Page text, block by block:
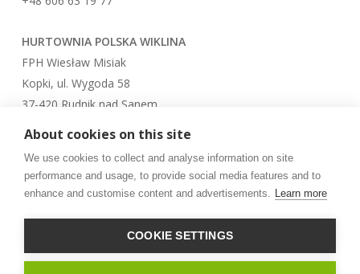
HURTOWNIA POLSKA WIKLINA
FPH Wiesław Misiak
Kopki, ul. Wygoda 58
37-420 Rudnik nad Sanem
© 2026 PolskaWiklina.com.
facebook
About cookies on this site
We use cookies to collect and analyse information on site
performance and usage, to provide social media features and to
enhance and customise content and advertisements. Learn more
COOKIE SETTINGS